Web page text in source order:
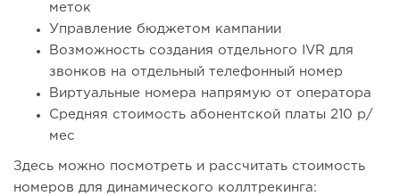
меток
Управление бюджетом кампании
Возможность создания отдельного IVR для
звонков на отдельный телефонный номер
Виртуальные номера напрямую от оператора
Средняя стоимость абонентской платы 210 р/
мес
Здесь можно посмотреть и рассчитать стоимость
номеров для динамического коллтрекинга: